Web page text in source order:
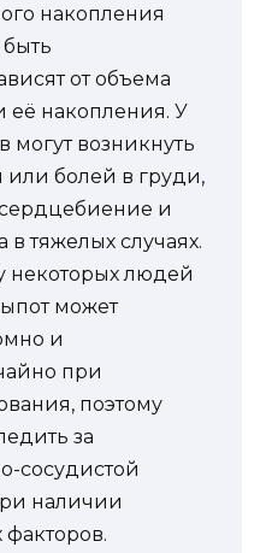
накопления
от объема
её накопления. У
могут возникнуть
болей в груди,
и
тяжелых случаях.
некоторых людей
может
и
при
поэтому
за
сосудистой
наличии